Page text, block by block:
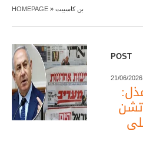
HOMEPAGE » بن كاسبيت
POST
21/06/2026
تشن